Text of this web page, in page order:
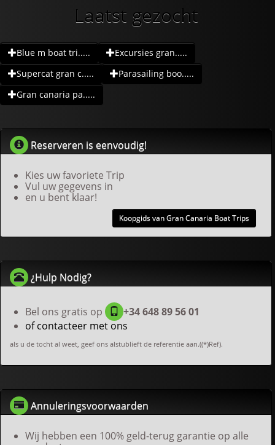
Laatst gezocht
Blue m boat tri.....
Excursies gran.....
Supercat gran c.....
Parasailing boo.....
Gran canaria pa.....
Reserveren is eenvoudig!
Kies uw favoriete Trip
Vul uw gegevens in
en u bent klaar!
Koopgids van Gran Canaria Boat Trips
¿Hulp Nodig?
Bel ons gratis op
+34 648 89 56 01
of contacteer met ons
als u de tocht al weet, geef ons alstublieft de referentie aan.((*)Ref).
Annuleringsvoorwaarden
Wij hebben een 100% geld-terug garantie op alle